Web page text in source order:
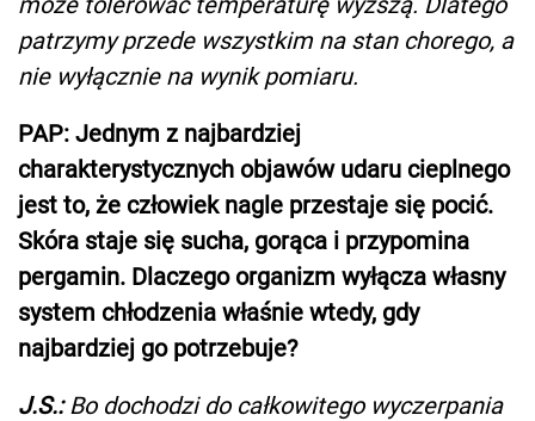
patrzymy przede wszystkim na stan chorego, a
nie wyłącznie na wynik pomiaru.
PAP: Jednym z najbardziej
charakterystycznych objawów udaru cieplnego
jest to, że człowiek nagle przestaje się pocić.
Skóra staje się sucha, gorąca i przypomina
pergamin. Dlaczego organizm wyłącza własny
system chłodzenia właśnie wtedy, gdy
najbardziej go potrzebuje?
J.S.:Bo dochodzi do całkowitego wyczerpania